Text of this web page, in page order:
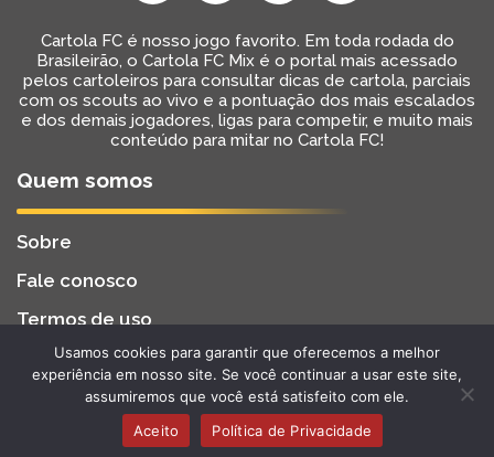
Cartola FC é nosso jogo favorito. Em toda rodada do
Brasileirão, o Cartola FC Mix é o portal mais acessado
pelos cartoleiros para consultar dicas de cartola, parciais
com os scouts ao vivo e a pontuação dos mais escalados
e dos demais jogadores, ligas para competir, e muito mais
conteúdo para mitar no Cartola FC!
Quem somos
Sobre
Fale conosco
Termos de uso
2022 - Todos os Direitos Reservados
Desenvolvido por BW2 Tecnologia
Usamos cookies para garantir que oferecemos a melhor
experiência em nosso site. Se você continuar a usar este site,
assumiremos que você está satisfeito com ele.
Aceito
Política de Privacidade